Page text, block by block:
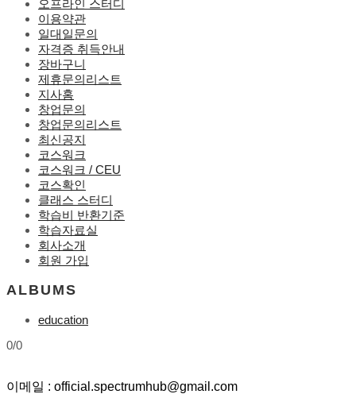
오프라인 스터디
이용약관
일대일문의
자격증 취득안내
장바구니
제휴문의리스트
지사홈
창업문의
창업문의리스트
최신공지
코스워크
코스워크 / CEU
코스확인
클래스 스터디
학습비 반환기준
학습자료실
회사소개
회원 가입
ALBUMS
education
0/0
이메일 : official.spectrumhub@gmail.com